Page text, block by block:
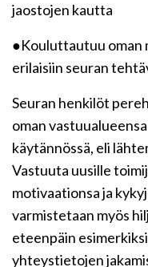
jaostojen kautta
●Kouluttautuu oman
erilaisiin seuran
Seuran henkilöt
oman
käytännössä, eli
Vastuuta uusille
motivaationsa ja
varmistetaan myös
eteenpäin
yhteystietojen